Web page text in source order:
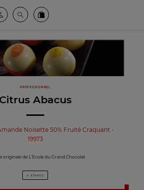
le meilleur du chocolat
client
RechercheCommandez en ligne
PROFESSIONNEL
Citrus Abacus
Noisette 50% Fruité Craquant -
19973
originale de L’Ecole du Grand Chocolat
4 ÉTAPES